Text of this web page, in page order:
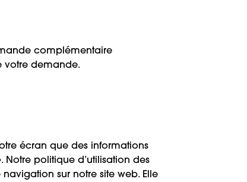
complémentaire
votre demande.
écran que des informations
Notre politique d’utilisation des
sur notre site web. Elle